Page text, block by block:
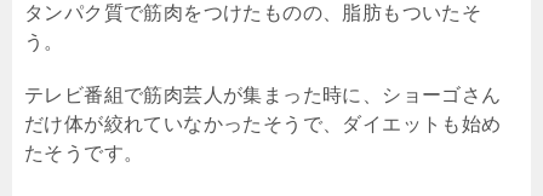
タンパク質で筋肉をつけたものの、脂肪もついたそ
う。
テレビ番組で筋肉芸人が集まった時に、ショーゴさん
だけ体が絞れていなかったそうで、ダイエットも始め
たそうです。